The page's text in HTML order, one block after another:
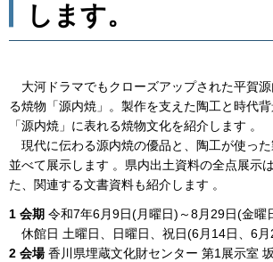
します。
大河ドラマでもクローズアップされた平賀
る焼物「源内焼」。製作を支えた陶工と時代背
「源内焼」に表れる焼物文化を紹介します 。
現代に伝わる源内焼の優品と、陶工が使っ
並べて展示します 。県内出土資料の全点展示
た、関連する文書資料も紹介します 。
1 会期 令和7年6月9日(月曜日)～8月29日(金曜
休館日 土曜日、日曜日、祝日(6月14日、6
2 会場香川県埋蔵文化財センター 第1展示室